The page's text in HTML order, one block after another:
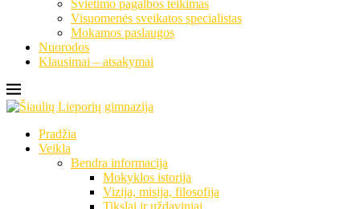
Švietimo pagalbos teikimas
Visuomenės sveikatos specialistas
Mokamos paslaugos
Nuorodos
Klausimai – atsakymai
Pradžia
Veikla
Bendra informacija
Mokyklos istorija
Vizija, misija, filosofija
Tikslai ir uždaviniai